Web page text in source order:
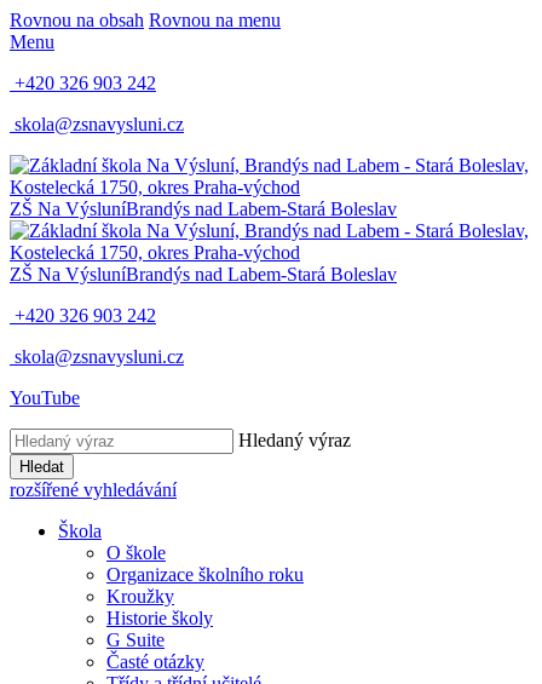
Rovnou na obsah Rovnou na menu
Menu
+420 326 903 242
skola@zsnavysluni.cz
ZŠ Na VýsluníBrandýs nad Labem-Stará Boleslav
ZŠ Na VýsluníBrandýs nad Labem-Stará Boleslav
+420 326 903 242
skola@zsnavysluni.cz
YouTube
Hledaný výraz
Hledat
rozšířené vyhledávání
Škola
O škole
Organizace školního roku
Kroužky
Historie školy
G Suite
Časté otázky